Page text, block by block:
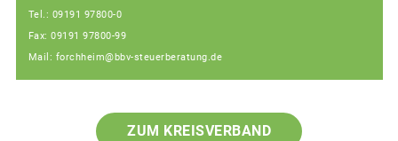
Tel.: 09191 97800-0
Fax: 09191 97800-99
Mail: forchheim@bbv-steuerberatung.de
ZUM KREISVERBAND